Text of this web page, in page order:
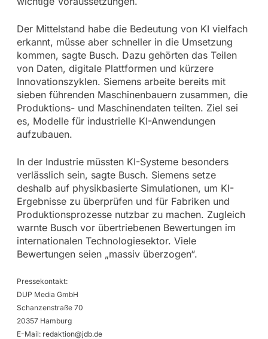
Der Mittelstand habe die Bedeutung von KI vielfach
erkannt, müsse aber schneller in die Umsetzung
kommen, sagte Busch. Dazu gehörten das Teilen
von Daten, digitale Plattformen und kürzere
Innovationszyklen. Siemens arbeite bereits mit
sieben führenden Maschinenbauern zusammen, die
Produktions- und Maschinendaten teilten. Ziel sei
es, Modelle für industrielle KI-Anwendungen
aufzubauen.
In der Industrie müssten KI-Systeme besonders
verlässlich sein, sagte Busch. Siemens setze
deshalb auf physikbasierte Simulationen, um KI-
Ergebnisse zu überprüfen und für Fabriken und
Produktionsprozesse nutzbar zu machen. Zugleich
warnte Busch vor übertriebenen Bewertungen im
internationalen Technologiesektor. Viele
Bewertungen seien „massiv überzogen“.
Pressekontakt:
DUP Media GmbH
Schanzenstraße 70
20357 Hamburg
E-Mail: redaktion@jdb.de